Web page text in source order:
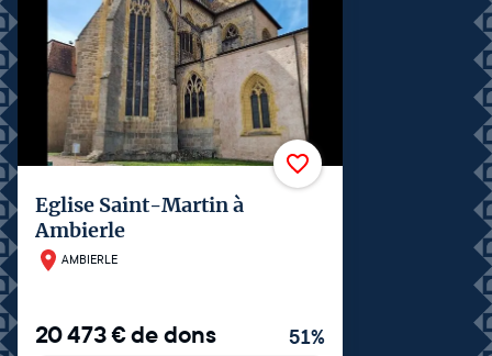
Eglise Saint-Martin à
Ambierle
AMBIERLE
20 473€de dons 51%